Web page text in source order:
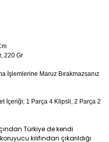
220 Gr
İşlemlerine Maruz Bırakmazsanız
İçeriği; 1 Parça 4 Klipsli, 2 Parça 2
Türkiye de kendi
kılıfından çıkarıldığı